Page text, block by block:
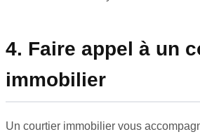
4. Faire appel à un
immobilier
Un courtier immobilier vous